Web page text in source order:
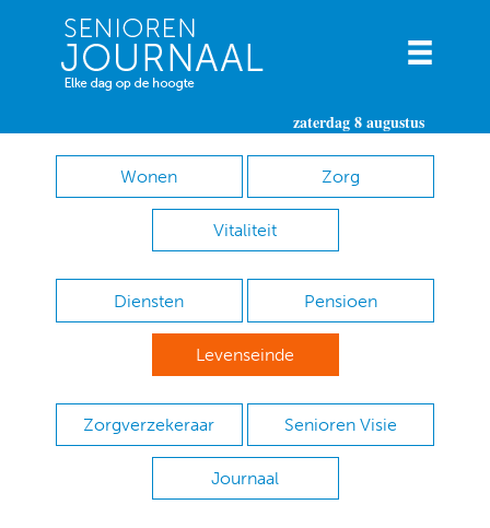
zaterdag 8 augustus
Wonen Zorg
Vitaliteit
Diensten Pensioen
Levenseinde
Zorgverzekeraar Senioren Visie
Journaal